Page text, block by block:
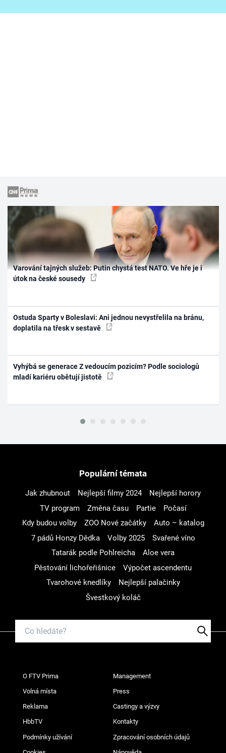
Varování tajných služeb: Putin chystá test NATO. Ve hře je i
útok na české sousedy
Ostuda Sparty v Boleslavi: Ani jednou nevystřelila na bránu,
doplatila na třesk v sestavě
Vyhýbá se generace Z vedoucím pozicím? Podle sociologů
mladí kariéru obětují jistotě
Populární témata
Jak zhubnout Nejlepší filmy 2024
Nejlepší horory
TV program
Změna času Partie
Počasí
Kdy budou volby
ZOO Nové začátky
Auto – katalog
7 pádů Honzy Dědka
Volby 2025
Svařené víno
Tatarák podle Pohlreicha
Aloe vera
Pěstování lichořeřišnice
Výpočet ascendentu
Tvarohové knedlíky
Nejlepší palačinky
Švestkový koláč
O FTV Prima Management
Volná místa Press
Reklama Castingy a výzvy
HbbTV Kontakty
Podmínky užívání Zpracování osobních údajů